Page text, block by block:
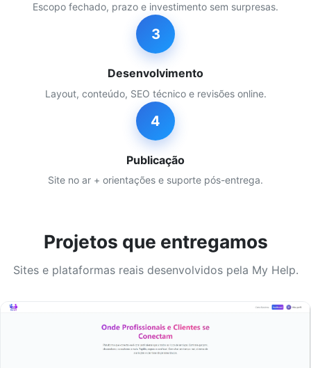
Escopo fechado, prazo e investimento sem surpresas.
3
Desenvolvimento
Layout, conteúdo, SEO técnico e revisões online.
4
Publicação
Site no ar + orientações e suporte pós-entrega.
Projetos que entregamos
Sites e plataformas reais desenvolvidos pela My Help.